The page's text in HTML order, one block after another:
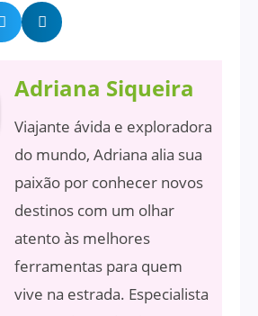
Adriana Siqueira
Viajante ávida e exploradora
do mundo, Adriana alia sua
paixão por conhecer novos
destinos com um olhar
atento às melhores
ferramentas para quem
vive na estrada. Especialista